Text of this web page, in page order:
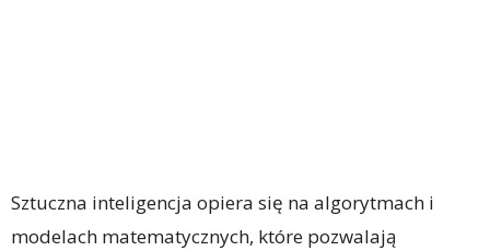
Sztuczna inteligencja opiera się na algorytmach i
modelach matematycznych, które pozwalają